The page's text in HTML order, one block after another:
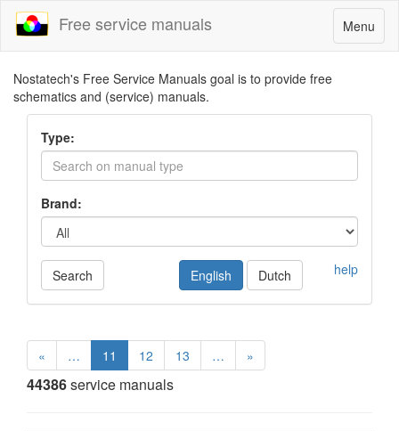
Toggle
navigation
Menu
Free service manuals
Nostatech's Free Service Manuals goal is to provide free
schematics and (service) manuals.
Type:
Brand:
Search help
English Dutch
« … 11 12 13 … »
44386service manuals